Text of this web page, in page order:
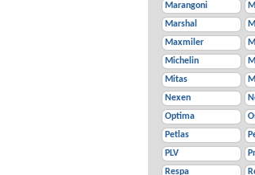
Marangoni
Marshal
Maxmiler
Michelin
Mitas
Nexen
Optima
Petlas
PLV
Respa